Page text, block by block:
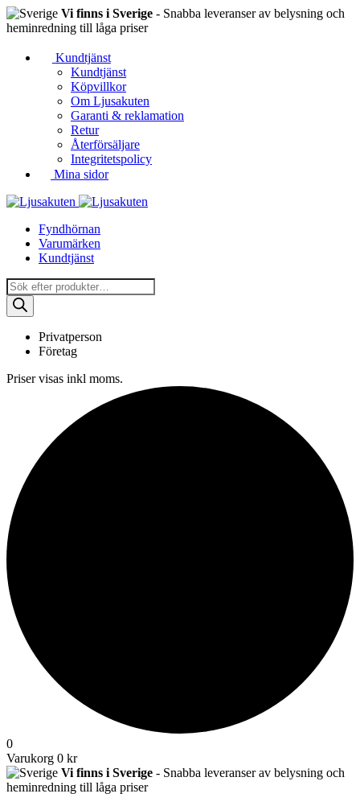
Vi finns i Sverige - Snabba leveranser av belysning och
heminredning till låga priser
Kundtjänst
Kundtjänst
Köpvillkor
Om Ljusakuten
Garanti & reklamation
Retur
Återförsäljare
Integritetspolicy
Mina sidor
Fyndhörnan
Varumärken
Kundtjänst
Produktsökning
Privatperson
Företag
Priser visas inkl moms.
0
Varukorg 0 kr
Vi finns i Sverige - Snabba leveranser av belysning och
heminredning till låga priser